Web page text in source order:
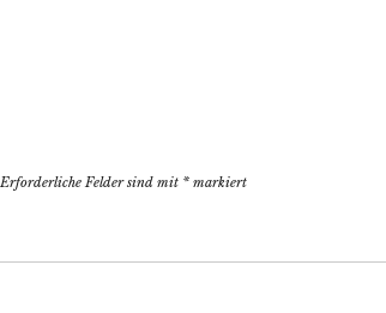
Erforderliche Felder sind mit * markiert